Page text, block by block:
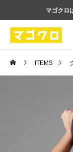
マゴクロ
ITEMS